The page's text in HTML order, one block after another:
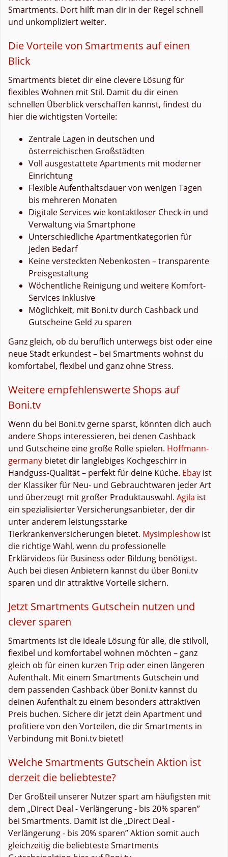
Smartments. Dort hilft man dir in der Regel schnell
und unkompliziert weiter.
Die Vorteile von Smartments auf einen
Blick
Smartments bietet dir eine clevere Lösung für
flexibles Wohnen mit Stil. Damit du dir einen
schnellen Überblick verschaffen kannst, findest du
hier die wichtigsten Vorteile:
Zentrale Lagen in deutschen und
österreichischen Großstädten
Voll ausgestattete Apartments mit moderner
Einrichtung
Flexible Aufenthaltsdauer von wenigen Tagen
bis mehreren Monaten
Digitale Services wie kontaktloser Check-in und
Verwaltung via Smartphone
Unterschiedliche Apartmentkategorien für
jeden Bedarf
Keine versteckten Nebenkosten – transparente
Preisgestaltung
Wöchentliche Reinigung und weitere Komfort-
Services inklusive
Möglichkeit, mit Boni.tv durch Cashback und
Gutscheine Geld zu sparen
Ganz gleich, ob du beruflich unterwegs bist oder eine
neue Stadt erkundest – bei Smartments wohnst du
komfortabel, flexibel und ganz ohne Stress.
Weitere empfehlenswerte Shops auf
Boni.tv
Wenn du bei Boni.tv gerne sparst, könnten dich auch
andere Shops interessieren, bei denen Cashback
und Gutscheine eine große Rolle spielen. Hoffmann-
germany bietet dir langlebiges Kochgeschirr in
Handguss-Qualität – perfekt für deine Küche. Ebay ist
der Klassiker für Neu- und Gebrauchtwaren jeder Art
und überzeugt mit großer Produktauswahl. Agila ist
ein spezialisierter Versicherungsanbieter, der dir
unter anderem leistungsstarke
Tierkrankenversicherungen bietet. Mysimpleshowist
die richtige Wahl, wenn du professionelle
Erklärvideos für Business oder Bildung benötigst.
Auch bei diesen Anbietern kannst du über Boni.tv
sparen und dir attraktive Vorteile sichern.
Jetzt Smartments Gutschein nutzen und
clever sparen
Smartments ist die ideale Lösung für alle, die stilvoll,
flexibel und komfortabel wohnen möchten – ganz
gleich ob für einen kurzen Trip oder einen längeren
Aufenthalt. Mit einem Smartments Gutschein und
dem passenden Cashback über Boni.tv kannst du
deinen Aufenthalt zu einem besonders attraktiven
Preis buchen. Sichere dir jetzt dein Apartment und
profitiere von den Vorteilen, die dir Smartments in
Verbindung mit Boni.tv bietet!
Welche Smartments Gutschein Aktion ist
derzeit die beliebteste?
Der Großteil unserer Nutzer spart am häufigsten mit
dem „Direct Deal - Verlängerung - bis 20% sparen”
bei Smartments. Damit ist die „Direct Deal -
Verlängerung - bis 20% sparen” Aktion somit auch
gleichzeitig die beliebteste Smartments